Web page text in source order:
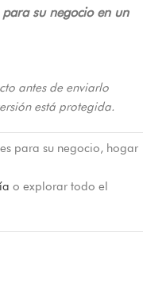
su negocio en un
antes de enviarlo
está protegida.
para su negocio, hogar
o explorar todo el